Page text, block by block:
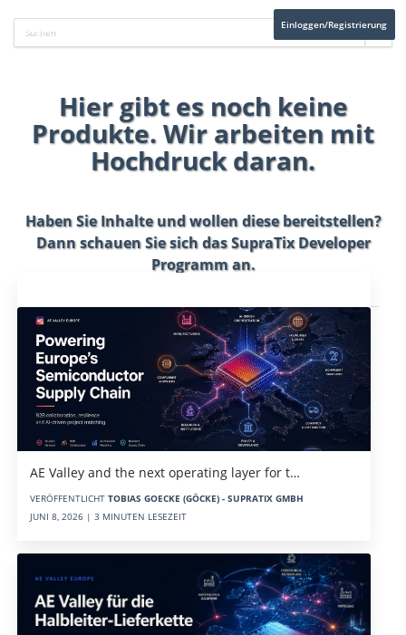
Einloggen/Registrierung
Hier gibt es noch keine
Produkte. Wir arbeiten mit
Hochdruck daran.
Haben Sie Inhalte und wollen diese bereitstellen?
Dann schauen Sie sich dasSupraTix Developer
Programman.
AE Valley and the next operating layer for t…
VERÖFFENTLICHT TOBIAS GOECKE (GÖCKE) - SUPRATIX GMBH
JUNI 8, 2026 | 3 MINUTEN LESEZEIT